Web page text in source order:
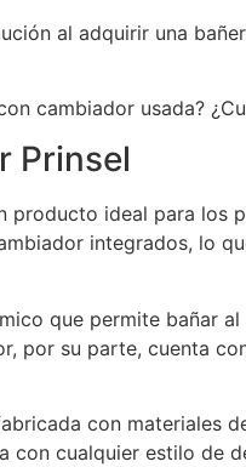
al adquirir una
cambiador usada?
Prinsel
producto ideal para los
integrados, lo
que permite bañar
por su parte, cuenta
con materiales
con cualquier estilo de